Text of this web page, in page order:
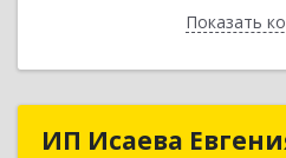
Показать
ИП Исаева
ИП